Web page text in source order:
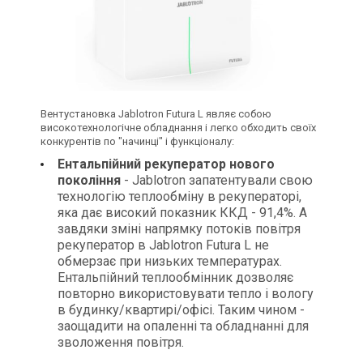
Вентустановка Jablotron Futura L являє собою
високотехнологічне обладнання і легко обходить своїх
конкурентів по "начинці" і функціоналу:
Ентальпійний рекуператор нового
покоління - Jablotron запатентували свою
технологію теплообміну в рекуператорі,
яка дає високий показник ККД - 91,4%. А
завдяки зміні напрямку потоків повітря
рекуператор в Jablotron Futura L не
обмерзає при низьких температурах.
Ентальпійний теплообмінник дозволяє
повторно використовувати тепло і вологу
в будинку/квартирі/офісі. Таким чином -
заощадити на опаленні та обладнанні для
зволоження повітря.